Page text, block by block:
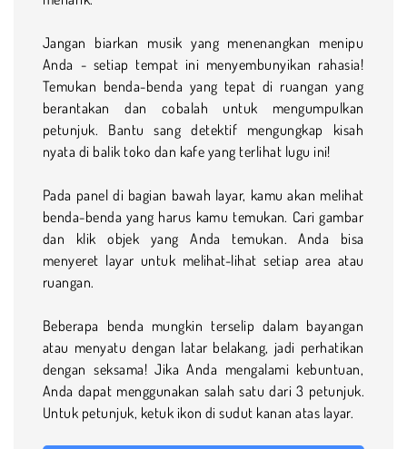
Jangan biarkan musik yang menenangkan menipu
Anda - setiap tempat ini menyembunyikan rahasia!
Temukan benda-benda yang tepat di ruangan yang
berantakan dan cobalah untuk mengumpulkan
petunjuk. Bantu sang detektif mengungkap kisah
nyata di balik toko dan kafe yang terlihat lugu ini!
Pada panel di bagian bawah layar, kamu akan melihat
benda-benda yang harus kamu temukan. Cari gambar
dan klik objek yang Anda temukan. Anda bisa
menyeret layar untuk melihat-lihat setiap area atau
ruangan.
Beberapa benda mungkin terselip dalam bayangan
atau menyatu dengan latar belakang, jadi perhatikan
dengan seksama! Jika Anda mengalami kebuntuan,
Anda dapat menggunakan salah satu dari 3 petunjuk.
Untuk petunjuk, ketuk ikon di sudut kanan atas layar.